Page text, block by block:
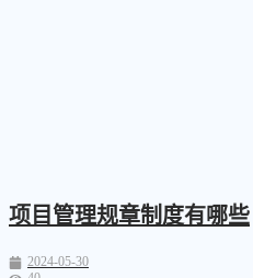
项目管理规章制度有哪些
2024-05-30